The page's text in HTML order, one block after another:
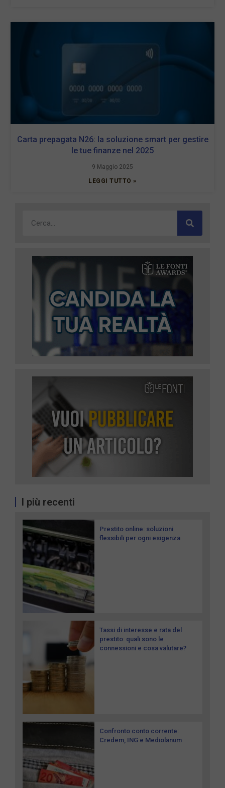
Carta prepagata N26: la soluzione smart per gestire
le tue finanze nel 2025
9 Maggio 2025
LEGGI TUTTO »
I più recenti
Prestito online: soluzioni
flessibili per ogni esigenza
Tassi di interesse e rata del
prestito: quali sono le
connessioni e cosa valutare?
Confronto conto corrente:
Credem, ING e Mediolanum